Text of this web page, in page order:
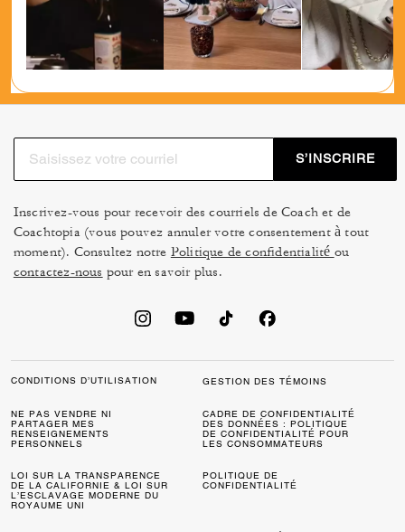
S’INSCRIRE
Inscrivez-vous pour recevoir des courriels de Coach et de
Coachtopia (vous pouvez annuler votre consentement à tout
moment). Consultez notre Politique de confidentialité ou
contactez-nous pour en savoir plus.
CONDITIONS D’UTILISATION GESTION DES TÉMOINS
NE PAS VENDRE NI
PARTAGER MES
RENSEIGNEMENTS
PERSONNELS
CADRE DE CONFIDENTIALITÉ
DES DONNÉES : POLITIQUE
DE CONFIDENTIALITÉ POUR
LES CONSOMMATEURS
LOI SUR LA TRANSPARENCE
DE LA CALIFORNIE & LOI SUR
L’ESCLAVAGE MODERNE DU
ROYAUME UNI
POLITIQUE DE
CONFIDENTIALITÉ